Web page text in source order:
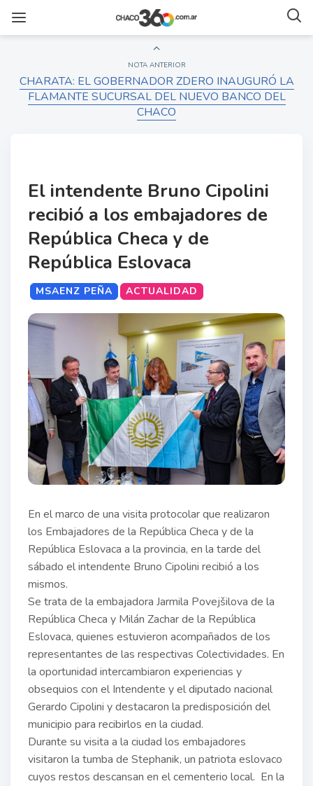
NOTA ANTERIOR
CHARATA: EL GOBERNADOR ZDERO INAUGURÓ LA
FLAMANTE SUCURSAL DEL NUEVO BANCO DEL
CHACO
El intendente Bruno Cipolini
recibió a los embajadores de
República Checa y de
República Eslovaca
MSAENZ PEÑA ACTUALIDAD
En el marco de una visita protocolar que realizaron
los Embajadores de la República Checa y de la
República Eslovaca a la provincia, en la tarde del
sábado el intendente Bruno Cipolini recibió a los
mismos.
Se trata de la embajadora Jarmila Povejšilova de la
República Checa y Milán Zachar de la República
Eslovaca, quienes estuvieron acompañados de los
representantes de las respectivas Colectividades. En
la oportunidad intercambiaron experiencias y
obsequios con el Intendente y el diputado nacional
Gerardo Cipolini y destacaron la predisposición del
municipio para recibirlos en la ciudad.
Durante su visita a la ciudad los embajadores
visitaron la tumba de Stephanik, un patriota eslovaco
cuyos restos descansan en el cementerio local. En la